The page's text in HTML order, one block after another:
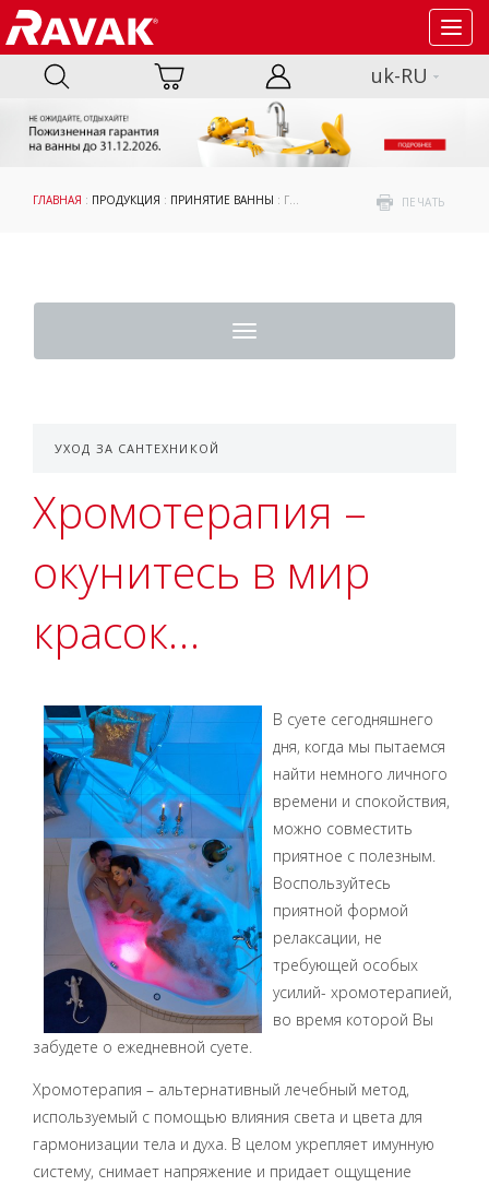
uk-RU
ПЕЧАТЬ
ГЛАВНАЯ : ПРОДУКЦИЯ : ПРИНЯТИЕ ВАННЫ : ГИДРОМАССАЖНЫЕ СИСТЕМЫ : ХРОМОТЕРАПИЯ
Toggle
navigation
УХОД ЗА САНТЕХНИКОЙ
Хромотерапия –
окунитесь в мир
красок…
В суете сегодняшнего
дня, когда мы пытаемся
найти немного личного
времени и спокойствия,
можно совместить
приятное с полезным.
Воспользуйтесь
приятной формой
релаксации, не
требующей особых
усилий- хромотерапией,
во время которой Вы
забудете о ежедневной суете.
Хромотерапия – альтернативный лечебный метод,
используемый с помощью влияния света и цвета для
гармонизации тела и духа. В целом укрепляет имунную
систему, снимает напряжение и придает ощущение